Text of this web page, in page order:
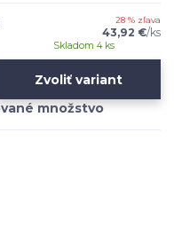
28 % zľava
43,92 €/ks
Skladom 4 ks
Zvoliť variant